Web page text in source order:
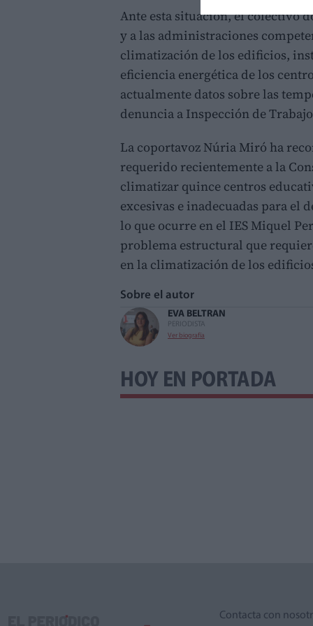
Ante esta situación, el colectivo
y a las administraciones
climatización de los edificios,
eficiencia energética de los
actualmente datos sobre las
denuncia a Inspección de
La coportavoz Núria Miró ha
requerido recientemente a la
climatizar quince centros
excesivas e inadecuadas para el
lo que ocurre en el IES Miquel
problema estructural que
en la climatización de los
Sobre el autor
EVA BELTRAN
PERIODISTA
Ver biografía
HOY EN PORTADA
Contacta con